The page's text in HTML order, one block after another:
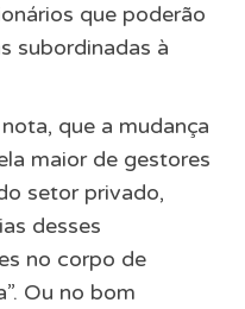
que poderão
subordinadas à
que a mudança
maior de gestores
setor privado,
desses
no corpo de
Ou no bom